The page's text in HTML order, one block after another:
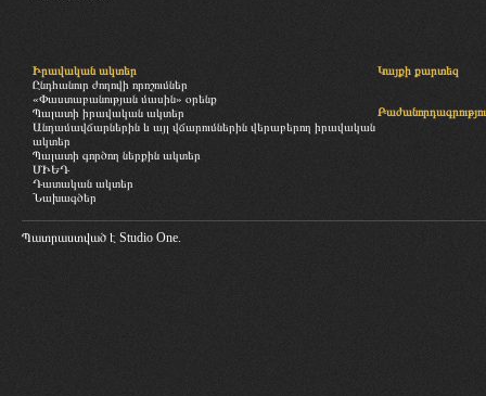
Իրավական ակտեր
Ընդհանուր ժողովի որոշումներ
«Փաստաբանության մասին» օրենք
Պալատի իրավական ակտեր
Անդամավճարներին և այլ վճարումներին վերաբերող իրավական
ակտեր
Պալատի գործող ներքին ակտեր
ՄԻԵԴ
Դատական ակտեր
Նախագծեր
Կայքի քարտեզ
Պատրաստված է Studio One.